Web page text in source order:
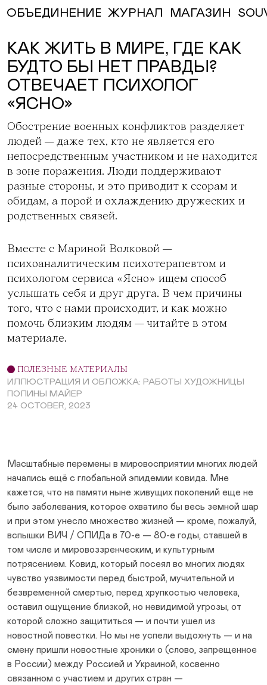
ОБЪЕДИНЕНИЕ ЖУРНАЛ МАГАЗИН
КАК ЖИТЬ В МИРЕ, ГДЕ КАК
БУДТО БЫ НЕТ ПРАВДЫ?
ОТВЕЧАЕТ ПСИХОЛОГ
«ЯСНО»
ПОЛЕЗНЫЕ МАТЕРИАЛЫ
ИЛЛЮСТРАЦИЯ И ОБЛОЖКА: РАБОТЫ ХУДОЖНИЦЫ
ПОЛИНЫ МАЙЕР
24 OCTOBER, 2023
Обострение военных конфликтов разделяет
людей — даже тех, кто не является его
непосредственным участником и не находится
в зоне поражения. Люди поддерживают
разные стороны, и это приводит к ссорам и
обидам, а порой и охлаждению дружеских и
родственных связей.
Вместе с Мариной Волковой —
психоаналитическим психотерапевтом и
психологом сервиса «Ясно» ищем способ
услышать себя и друг друга. В чем причины
того, что с нами происходит, и как можно
помочь близким людям — читайте в этом
материале.
Масштабные перемены в мировосприятии многих людей
начались ещё с глобальной эпидемии ковида. Мне
кажется, что на памяти ныне живущих поколений еще не
было заболевания, которое охватило бы весь земной шар
и при этом унесло множество жизней — кроме, пожалуй,
вспышки ВИЧ / СПИДа в 70-е — 80-е годы, ставшей в
том числе и мировоззренческим, и культурным
потрясением. Ковид, который посеял во многих людях
чувство уязвимости перед быстрой, мучительной и
безвременной смертью, перед хрупкостью человека,
оставил ощущение близкой, но невидимой угрозы, от
которой сложно защититься — и почти ушел из
новостной повестки. Но мы не успели выдохнуть — и на
смену пришли новостные хроники о (слово, запрещенное
в России) между Россией и Украиной, косвенно
связанном с участием и других стран —